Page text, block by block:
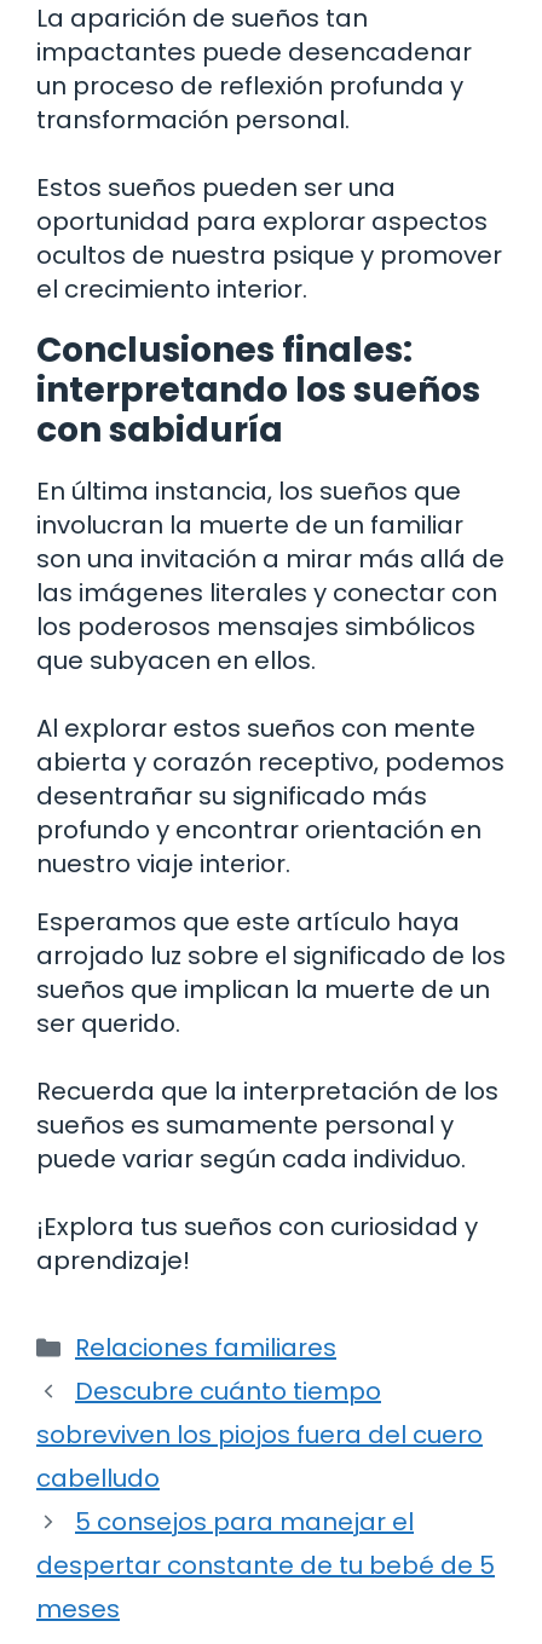
La aparición de sueños tan
impactantes puede desencadenar
un proceso de reflexión profunda y
transformación personal.
Estos sueños pueden ser una
oportunidad para explorar aspectos
ocultos de nuestra psique y promover
el crecimiento interior.
Conclusiones finales:
interpretando los sueños
con sabiduría
En última instancia, los sueños que
involucran la muerte de un familiar
son una invitación a mirar más allá de
las imágenes literales y conectar con
los poderosos mensajes simbólicos
que subyacen en ellos.
Al explorar estos sueños con mente
abierta y corazón receptivo, podemos
desentrañar su significado más
profundo y encontrar orientación en
nuestro viaje interior.
Esperamos que este artículo haya
arrojado luz sobre el significado de los
sueños que implican la muerte de un
ser querido.
Recuerda que la interpretación de los
sueños es sumamente personal y
puede variar según cada individuo.
¡Explora tus sueños con curiosidad y
aprendizaje!
Categorías
Relaciones familiares
Descubre cuánto tiempo
sobreviven los piojos fuera del cuero
cabelludo
5 consejos para manejar el
despertar constante de tu bebé de 5
meses